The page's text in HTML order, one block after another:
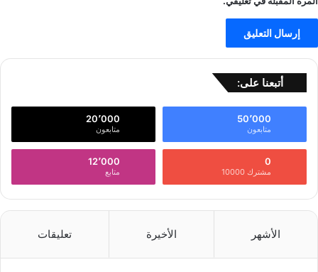
أتبعنا على:
50٬000
متابعون
20٬000
متابعون
0
مشترك 10000
12٬000
متابع
الأشهر الأخيرة تعليقات